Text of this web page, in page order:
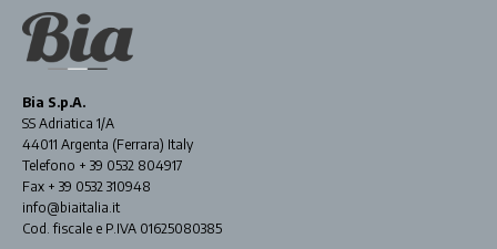
Bia S.p.A.
SS Adriatica 1/A
44011 Argenta (Ferrara) Italy
Telefono + 39 0532 804917
Fax + 39 0532 310948
info@biaitalia.it
Cod. fiscale e P.IVA 01625080385